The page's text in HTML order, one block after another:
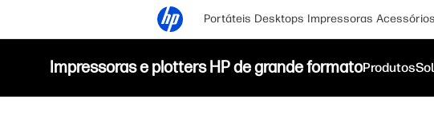
Portáteis Desktops Impressoras Acessórios
Impressoras e plotters HP de grande formatoProdutos